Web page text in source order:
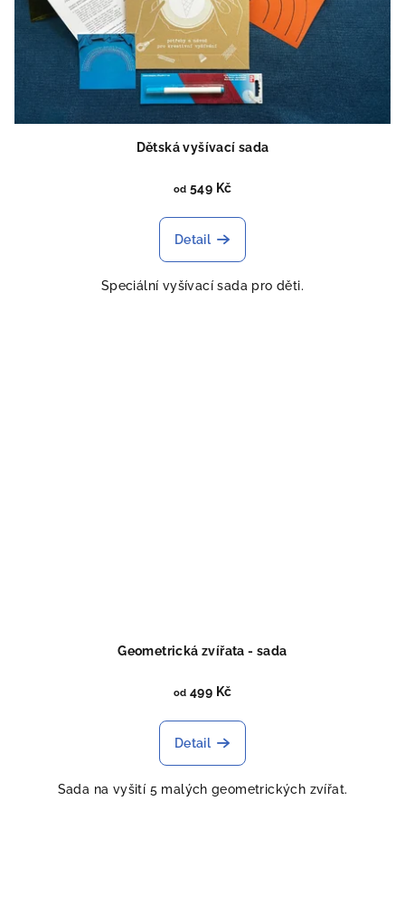
Dětská vyšívací sada
od 549 Kč
Detail
Speciální vyšívací sada pro děti.
Geometrická zvířata - sada
od 499 Kč
Detail
Sada na vyšití 5 malých geometrických zvířat.